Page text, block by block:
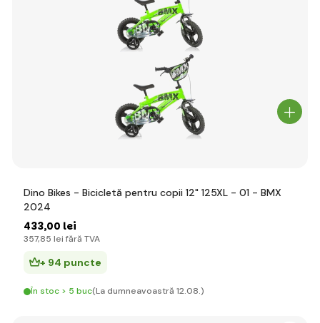
Dino Bikes - Bicicletă pentru copii 12" 125XL - 01 - BMX
2024
433,00 lei
357,85 lei fără TVA
+ 94 puncte
În stoc > 5 buc(La dumneavoastră 12.08.)